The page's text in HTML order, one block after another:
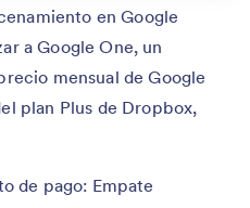
en Google
a Google One, un
mensual de Google
plan Plus de Dropbox,
de pago: Empate